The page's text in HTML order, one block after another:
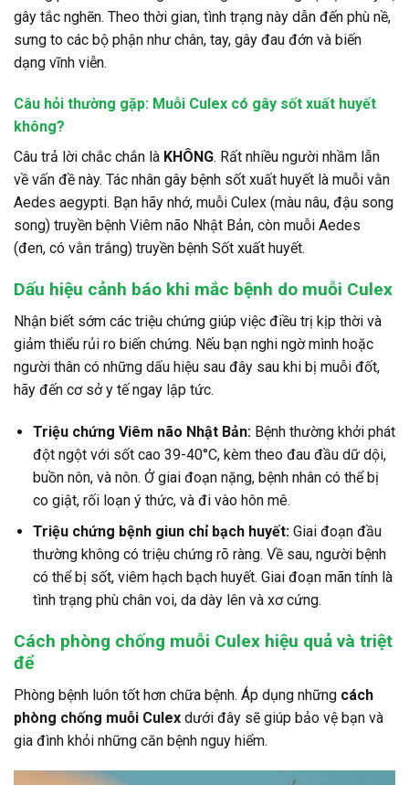
gây tắc nghẽn. Theo thời gian, tình trạng này dẫn đến phù nề,
sưng to các bộ phận như chân, tay, gây đau đớn và biến
dạng vĩnh viễn.
Câu hỏi thường gặp: Muỗi Culex có gây sốt xuất huyết
không?
Câu trả lời chắc chắn là KHÔNG. Rất nhiều người nhầm lẫn
về vấn đề này. Tác nhân gây bệnh sốt xuất huyết là muỗi vằn
Aedes aegypti. Bạn hãy nhớ, muỗi Culex (màu nâu, đậu song
song) truyền bệnh Viêm não Nhật Bản, còn muỗi Aedes
(đen, có vằn trắng) truyền bệnh Sốt xuất huyết.
Dấu hiệu cảnh báo khi mắc bệnh do muỗi Culex
Nhận biết sớm các triệu chứng giúp việc điều trị kịp thời và
giảm thiểu rủi ro biến chứng. Nếu bạn nghi ngờ mình hoặc
người thân có những dấu hiệu sau đây sau khi bị muỗi đốt,
hãy đến cơ sở y tế ngay lập tức.
Triệu chứng Viêm não Nhật Bản:Bệnh thường khởi phát
đột ngột với sốt cao 39-40°C, kèm theo đau đầu dữ dội,
buồn nôn, và nôn. Ở giai đoạn nặng, bệnh nhân có thể bị
co giật, rối loạn ý thức, và đi vào hôn mê.
Triệu chứng bệnh giun chỉ bạch huyết:Giai đoạn đầu
thường không có triệu chứng rõ ràng. Về sau, người bệnh
có thể bị sốt, viêm hạch bạch huyết. Giai đoạn mãn tính là
tình trạng phù chân voi, da dày lên và xơ cứng.
Cách phòng chống muỗi Culex hiệu quả và triệt
để
Phòng bệnh luôn tốt hơn chữa bệnh. Áp dụng những cách
phòng chống muỗi Culex dưới đây sẽ giúp bảo vệ bạn và
gia đình khỏi những căn bệnh nguy hiểm.